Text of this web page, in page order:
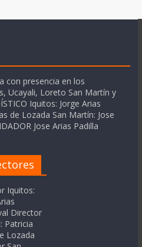
con presencia en los
Ucayali, Loreto San Martín y
Iquitos: Jorge Arias
de Lozada San Martín: Jose
Jose Arias Padilla
Iquitos:
Director
Patricia
Lozada